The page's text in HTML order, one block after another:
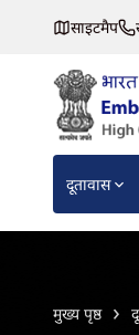
साइटमैप
Main
दूतावास
मुख्य पृष्ठ